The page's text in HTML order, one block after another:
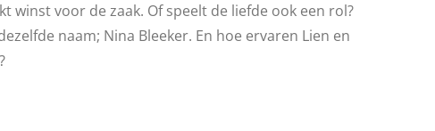
winst voor de zaak. Of speelt de liefde ook een rol?
naam; Nina Bleeker. En hoe ervaren Lien en